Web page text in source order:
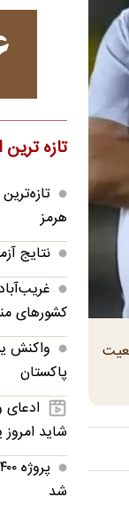
تازه ترین
هرمز
نتایج
کشورهای
واکنش
پاکستان
ادعای
شاید امروز
شد